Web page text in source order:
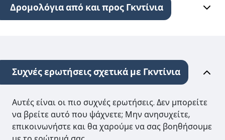
Δρομολόγια από και προς Γκντίνια
Συχνές ερωτήσεις σχετικά με Γκντίνια
Αυτές είναι οι πιο συχνές ερωτήσεις. Δεν μπορείτε
να βρείτε αυτό που ψάχνετε; Μην ανησυχείτε,
επικοινωνήστε και θα χαρούμε να σας βοηθήσουμε